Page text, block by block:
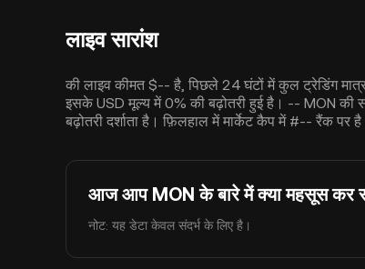
लाइव सारांश
की लाइव कीमत $-- है, पिछले 24 घंटों में कुल ट्रेडिंग
इसके USD मूल्य में 0% की बढ़ोतरी हुई है। -- MON की
बढ़ोतरी दर्शाता है। फ़िलहाल में मार्केट कैप में #-- रैंक पर
आज आप MON के बारे में क्या महसूस कर
नोट: यह डेटा केवल संदर्भ के लिए है।